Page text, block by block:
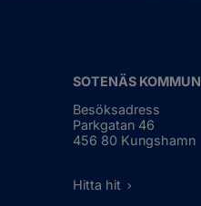
SOTENÄS KOMMUN
Besöksadress
Parkgatan 46
456 80 Kungshamn
Hitta hit